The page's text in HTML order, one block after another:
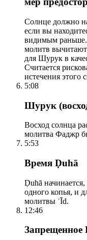
Солнце должно
если вы
видимым раньше.
молитв
для Шурук в
Считается
истечения этого
5:08
Шурук
Восход солнца
молитва Фаджр
5:53
Время Ḍuhā
Ḍuhā
одного копья, и
молитвы ʿĪd.
12:46
Запрещенное